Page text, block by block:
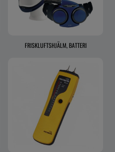
FRISKLUFTSHJÄLM, BATTERI